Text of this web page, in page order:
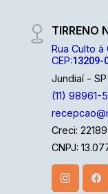
TIRRENO
Rua Culto à
CEP:13209-
Jundiaí - SP
(11) 98961-
Creci:
CNPJ: